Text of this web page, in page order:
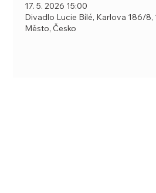
17. 5. 2026 15:00
Divadlo Lucie Bílé, Karlova 186/8,
Město, Česko